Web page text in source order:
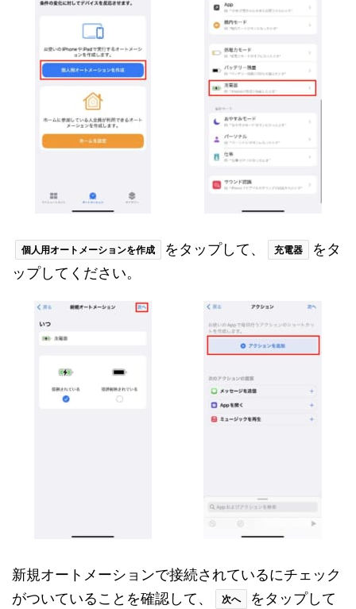
個人用オートメーションを作成 をタップして、 充電器
をタ
ップしてください。
新規オートメーションで接続されているにチェック
がついていることを確認して、
次へ
をタップして